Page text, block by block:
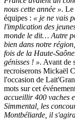
nous cette année ». Le
équipes : « je ne vais
l'implication des
monde le dit… Autre
bien dans notre
fois de la Haute-
génisses ! ». Avant de
recroiserons Mickaël
l'occasion de
mots sur cet
accueillir 400 vaches
Simmental, les
Montbéliarde, il